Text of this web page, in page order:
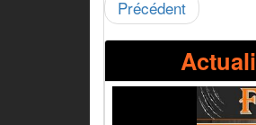
Précédent
Previous